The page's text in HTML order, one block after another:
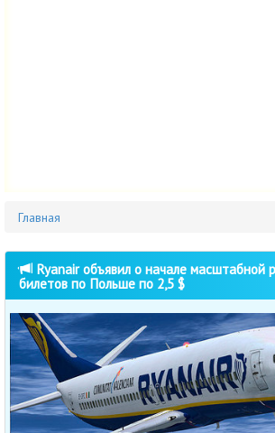
Главная
Ryanair объявил о начале масштабной
билетов по Польше по 2,5 $